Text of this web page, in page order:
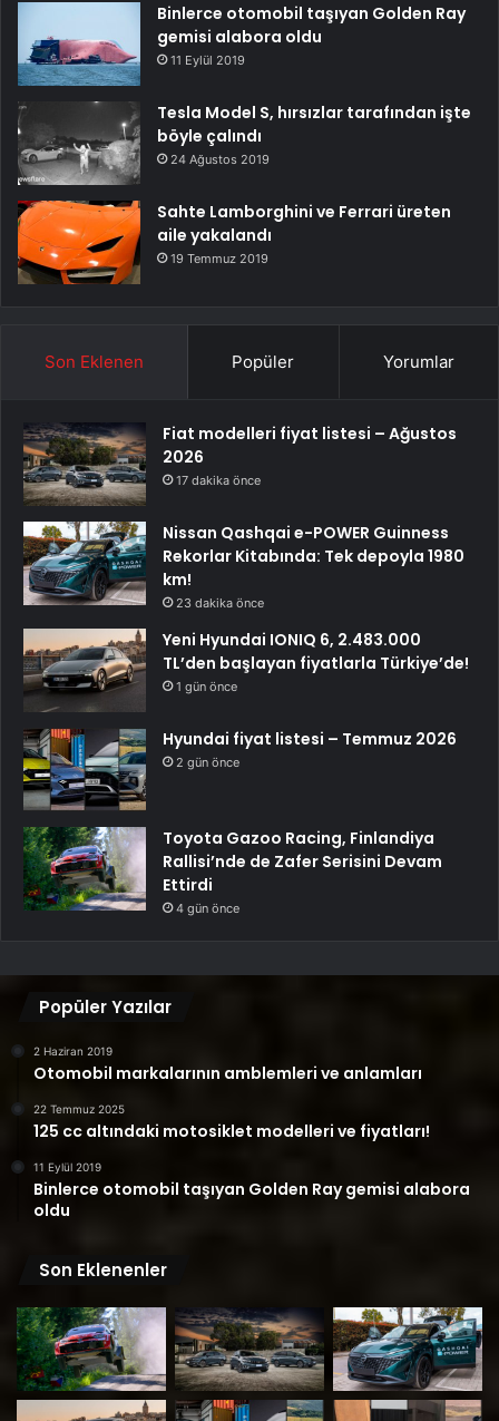
Binlerce otomobil taşıyan Golden Ray
gemisi alabora oldu
11 Eylül 2019
Tesla Model S, hırsızlar tarafından işte
böyle çalındı
24 Ağustos 2019
Sahte Lamborghini ve Ferrari üreten
aile yakalandı
19 Temmuz 2019
Son Eklenen Popüler Yorumlar
Fiat modelleri fiyat listesi – Ağustos
2026
17 dakika önce
Nissan Qashqai e-POWER Guinness
Rekorlar Kitabında: Tek depoyla 1980
km!
23 dakika önce
Yeni Hyundai IONIQ 6, 2.483.000
TL’den başlayan fiyatlarla Türkiye’de!
1 gün önce
Hyundai fiyat listesi – Temmuz 2026
2 gün önce
Toyota Gazoo Racing, Finlandiya
Rallisi’nde de Zafer Serisini Devam
Ettirdi
4 gün önce
Popüler Yazılar
2 Haziran 2019
Otomobil markalarının amblemleri ve anlamları
22 Temmuz 2025
125 cc altındaki motosiklet modelleri ve fiyatları!
11 Eylül 2019
Binlerce otomobil taşıyan Golden Ray gemisi alabora
oldu
Son Eklenenler